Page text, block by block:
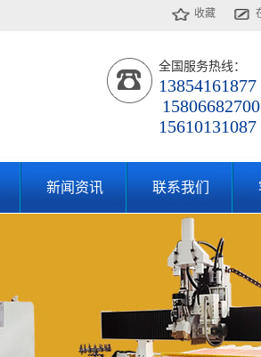
收藏
全国服务热线：
新闻资讯 联系我们